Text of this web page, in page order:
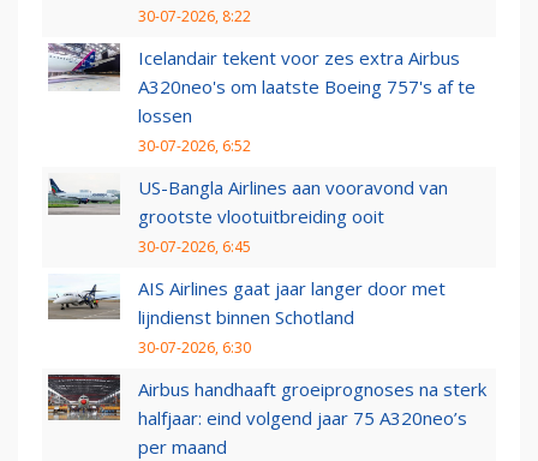
30-07-2026, 8:22
Icelandair tekent voor zes extra Airbus
A320neo's om laatste Boeing 757's af te
lossen
30-07-2026, 6:52
US-Bangla Airlines aan vooravond van
grootste vlootuitbreiding ooit
30-07-2026, 6:45
AIS Airlines gaat jaar langer door met
lijndienst binnen Schotland
30-07-2026, 6:30
Airbus handhaaft groeiprognoses na sterk
halfjaar: eind volgend jaar 75 A320neo’s
per maand